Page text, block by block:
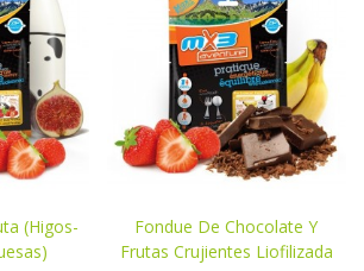
(higos-
Fondue De Chocolate Y
Frutas Crujientes Liofilizada